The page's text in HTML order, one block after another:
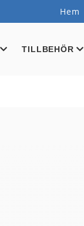
Hem
TILLBEHÖR